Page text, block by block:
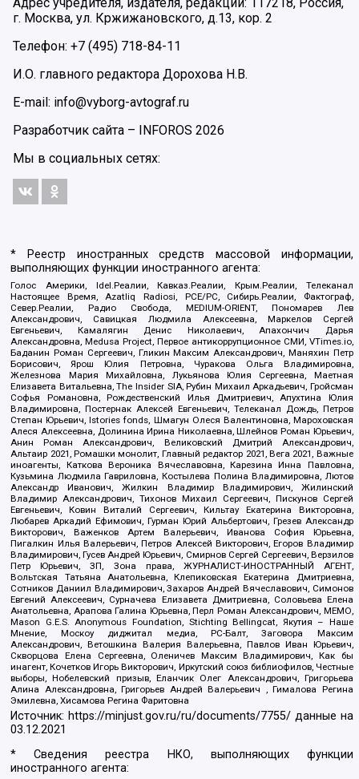
г. Москва, ул. Кржижановского, д.13, кор. 2
Телефон: +7 (495) 718-84-11
И.О. главного редактора Дорохова Н.В.
E-mail: info@vyborg-avtograf.ru
Разработчик сайта –
INFOROS 2026
Мы в социальных сетях:
* Реестр иностранных средств массовой информации,
выполняющих функции иностранного агента:
Голос Америки, Idel.Реалии, Кавказ.Реалии, Крым.Реалии, Телеканал
Настоящее Время, Azatliq Radiosi, PCE/PC, Сибирь.Реалии, Фактограф,
Север.Реалии, Радио Свобода, MEDIUM-ORIENT, Пономарев Лев
Александрович, Савицкая Людмила Алексеевна, Маркелов Сергей
Евгеньевич, Камалягин Денис Николаевич, Апахончич Дарья
Александровна, Medusa Project, Первое антикоррупционное СМИ, VTimes.io,
Баданин Роман Сергеевич, Гликин Максим Александрович, Маняхин Петр
Борисович, Ярош Юлия Петровна, Чуракова Ольга Владимировна,
Железнова Мария Михайловна, Лукьянова Юлия Сергеевна, Маетная
Елизавета Витальевна, The Insider SIA, Рубин Михаил Аркадьевич, Гройсман
Софья Романовна, Рождественский Илья Дмитриевич, Апухтина Юлия
Владимировна, Постернак Алексей Евгеньевич, Телеканал Дождь, Петров
Степан Юрьевич, Istories fonds, Шмагун Олеся Валентиновна, Мароховская
Алеся Алексеевна, Долинина Ирина Николаевна, Шлейнов Роман Юрьевич,
Анин Роман Александрович, Великовский Дмитрий Александрович,
Альтаир 2021, Ромашки монолит, Главный редактор 2021, Вега 2021, Важные
иноагенты, Каткова Вероника Вячеславовна, Карезина Инна Павловна,
Кузьмина Людмила Гавриловна, Костылева Полина Владимировна, Лютов
Александр Иванович, Жилкин Владимир Владимирович, Жилинский
Владимир Александрович, Тихонов Михаил Сергеевич, Пискунов Сергей
Евгеньевич, Ковин Виталий Сергеевич, Кильтау Екатерина Викторовна,
Любарев Аркадий Ефимович, Гурман Юрий Альбертович, Грезев Александр
Викторович, Важенков Артем Валерьевич, Иванова София Юрьевна,
Пигалкин Илья Валерьевич, Петров Алексей Викторович, Егоров Владимир
Владимирович, Гусев Андрей Юрьевич, Смирнов Сергей Сергеевич, Верзилов
Петр Юрьевич, ЗП, Зона права, ЖУРНАЛИСТ-ИНОСТРАННЫЙ АГЕНТ,
Вольтская Татьяна Анатольевна, Клепиковская Екатерина Дмитриевна,
Сотников Даниил Владимирович, Захаров Андрей Вячеславович, Симонов
Евгений Алексеевич, Сурначева Елизавета Дмитриевна, Соловьева Елена
Анатольевна, Арапова Галина Юрьевна, Перл Роман Александрович, МЕМО,
Mason G.E.S. Anonymous Foundation, Stichting Bellingcat, Якутия – Наше
Мнение, Москоу диджитал медиа, РС-Балт, Заговора Максим
Александрович, Ветошкина Валерия Валерьевна, Павлов Иван Юрьевич,
Скворцова Елена Сергеевна, Оленичев Максим Владимирович, Как бы
инагент, Кочетков Игорь Викторович, Иркутский союз библиофилов, Честные
выборы, Нобелевский призыв, Еланчик Олег Александрович, Григорьева
Алина Александровна, Григорьев Андрей Валерьевич , Гималова Регина
Эмилевна, Хисамова Регина Фаритовна
Источник: https://minjust.gov.ru/ru/documents/7755/ данные на
03.12.2021
* Сведения реестра НКО, выполняющих функции
иностранного агента: